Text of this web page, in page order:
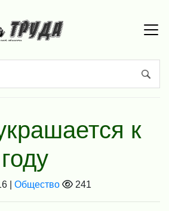
к
| Общество 241